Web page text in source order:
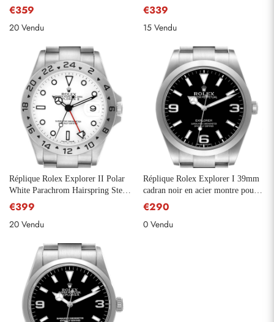
Homme 124273
€359
20 Vendu
hommes 16570
€339
15 Vendu
Réplique Rolex Explorer II Polar
White Parachrom Hairspring Steel
Watch 16570
€399
20 Vendu
Réplique Rolex Explorer I 39mm
cadran noir en acier montre pour
hommes 214270
€290
0 Vendu